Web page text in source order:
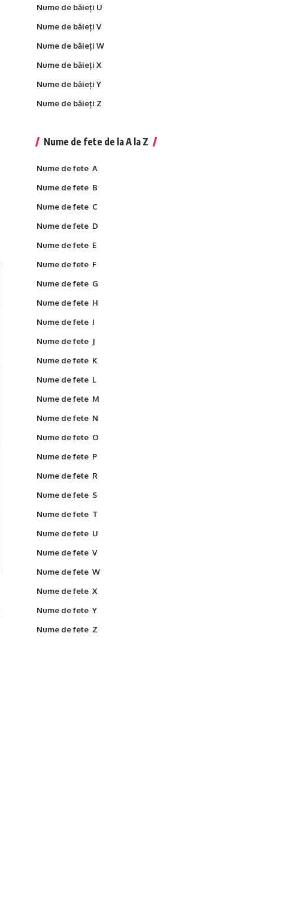
Nume de băieți U
Nume de băieți V
Nume de băieți W
Nume de băieți X
Nume de băieți Y
Nume de băieți Z
Nume de fete de la A la Z
Nume de fete A
Nume de fete B
Nume de fete C
Nume de fete D
Nume de fete E
Nume de fete F
Nume de fete G
Nume de fete H
Nume de fete I
Nume de fete J
Nume de fete K
Nume de fete L
Nume de fete M
Nume de fete N
Nume de fete O
Nume de fete P
Nume de fete R
Nume de fete S
Nume de fete T
Nume de fete U
Nume de fete V
Nume de fete W
Nume de fete X
Nume de fete Y
Nume de fete Z